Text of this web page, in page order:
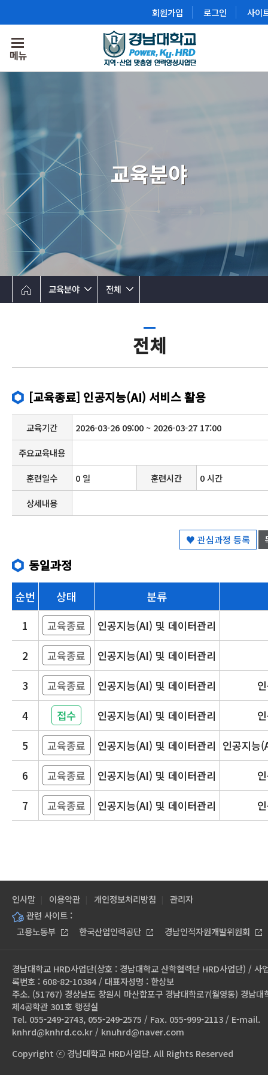
회원가입 로그인 사이
교육분야 전체
전체
[교육종료] 인공지능(AI) 서비스 활용
교육기간
2026-03-26 09:00 ~ 2026-03-27 17:00
주요교육내용
훈련일수
0 일 훈련시간
0 시간
상세내용
♥ 관심과정 등록
동일과정
순번 상태 분류
1 교육종료
인공지능(AI) 및 데이터관리
2
교육종료
인공지능(AI) 및 데이터관리
3
교육종료 인공지능(AI) 및 데이터관리
4
접수 인공지능(AI) 및 데이터관리
5
교육종료 인공지능(AI) 및 데이터관리 인공지능
6
교육종료 인공지능(AI) 및 데이터관리
7
교육종료 인공지능(AI) 및 데이터관리
인사말 이용약관 개인정보처리방침
관리자
관련 사이트 :
고용노동부
한국산업인력공단 경남인적자원개발위원회
경남대학교 HRD사업단(상호 : 경남대학교 산학협력단 HRD사업단) / 사
록번호 : 608-82-10384 / 대표자성명 : 한상보
주소. (51767) 경상남도 창원시 마산합포구 경남대학로7(월영동) 경남대
제4공학관 301호 행정실
Tel. 055-249-2743, 055-249-2575 / Fax. 055-999-2113 / E-mail.
knhrd@knhrd.co.kr / knuhrd@naver.com
Copyright ⓒ 경남대학교 HRD사업단. All Rights Reserved